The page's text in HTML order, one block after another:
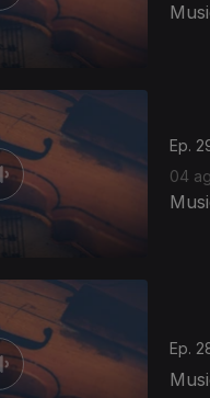
Ep.
04
Ep.